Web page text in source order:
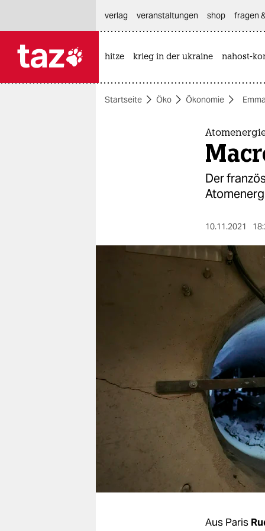
themen
berlin
verlag
veranstaltungen
shop
fragen & hilfe
unterstützen
verlag
veranstaltungen shop fragen
hitze krieg in der ukraine nahost-
Startseite Öko Ökonomie
Der
10.11.2021
Aus Paris